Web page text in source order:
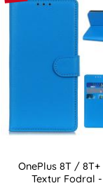
OnePlus 8T / 8T+
Textur Fodral